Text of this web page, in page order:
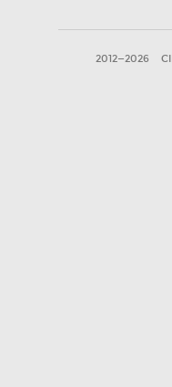
2012—2026